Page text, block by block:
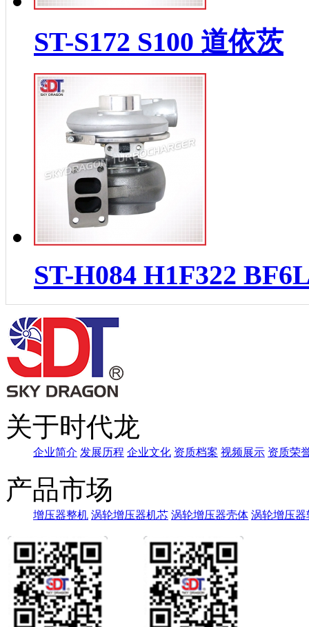
ST-S172 S100 道依茨
ST-H084 H1F322
关于时代龙
企业简介 发展历程 企业文化 资质档案 视频展示 资质荣
产品市场
增压器整机 涡轮增压器机芯 涡轮增压器壳体 涡轮增压器